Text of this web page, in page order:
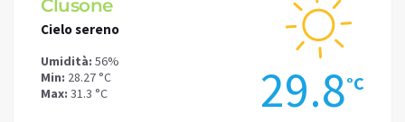
Clusone
Cielo sereno
Umidità: 56%
Min: 28.27 °C
Max: 31.3 °C 29.8°C